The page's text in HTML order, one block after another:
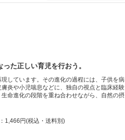
た正しい育児を行おう。
しています。その進化の過程には、子供を病
炎や小児喘息などに、独自の視点と臨床経験
命進化の段階を重ね合わせながら、自然の摂
1,466円(税込・送料別)